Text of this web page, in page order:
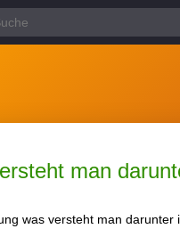
man
was versteht man